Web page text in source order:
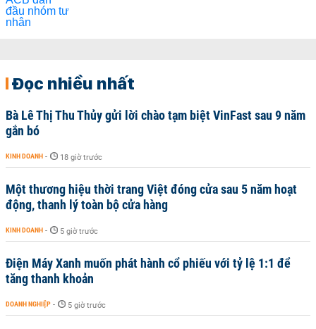
Đọc nhiều nhất
Bà Lê Thị Thu Thủy gửi lời chào tạm biệt VinFast sau 9 năm
gắn bó
KINH DOANH - 18 giờ trước
Một thương hiệu thời trang Việt đóng cửa sau 5 năm hoạt
động, thanh lý toàn bộ cửa hàng
KINH DOANH - 5 giờ trước
Điện Máy Xanh muốn phát hành cổ phiếu với tỷ lệ 1:1 để
tăng thanh khoản
DOANH NGHIỆP - 5 giờ trước